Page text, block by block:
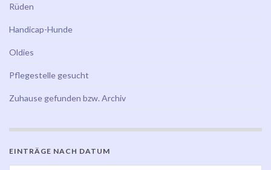
Rüden
Handicap-Hunde
Oldies
Pflegestelle gesucht
Zuhause gefunden bzw. Archiv
EINTRÄGE NACH DATUM